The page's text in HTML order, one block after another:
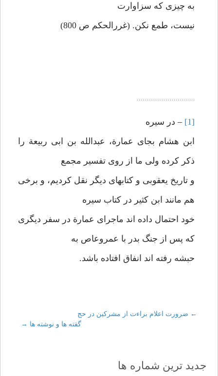
به چیزی که سزاوارت
نیست، طمع نکن. (غررالحکم ص 800)
[1]
– در سیره
ابن هشام بجای عمارة، عبدالله بن ابی ربیعة را
ذکر کرده ولی ما از روی تفسیر مجمع
و تاریخ یعقوبی و کتابهای دیگر نقل کردیم، و برخی
هم مانند ابن کثیر در کتاب سیره
خود احتمال داده اند ماجرای عمارة در سفر دیگری
که پس از جنگ بدر با عمروعاص به
حبشه رفته اند انفاق افتاده باشد.
Post
← ضرورت اعلام براءت از مشرکین در حج
گفته ها و نوشته ها →
جدید ترین شماره ها